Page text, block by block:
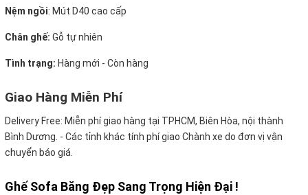
Nệm ngồi: Mút D40 cao cấp
Chân ghế: Gỗ tự nhiên
Tình trạng: Hàng mới - Còn hàng
Giao Hàng Miễn Phí
Delivery Free: Miễn phí giao hàng tại TPHCM, Biên Hòa, nội thành
Bình Dương. - Các tỉnh khác tính phí giao Chành xe do đơn vị vận
chuyển báo giá.
Ghế Sofa Băng Đẹp Sang Trọng Hiện Đại !